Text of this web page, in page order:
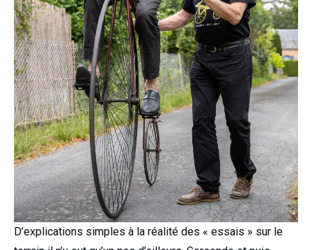
D’explications simples à la réalité des « essais » sur le